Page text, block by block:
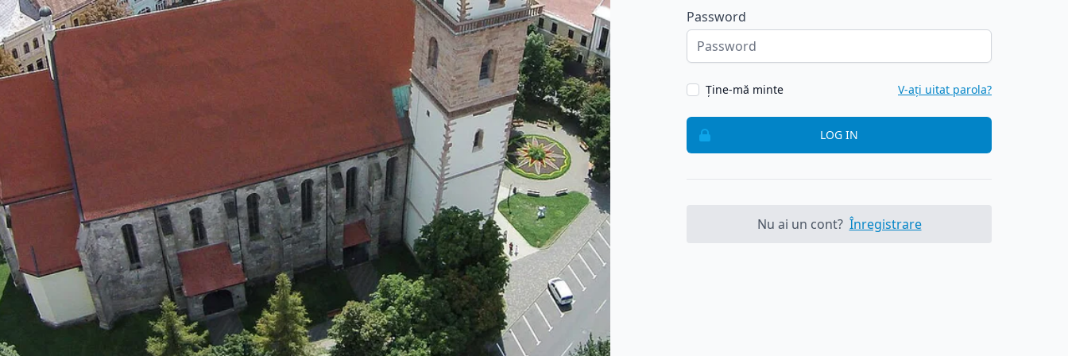
Password
Ține-mă minte V-ați uitat parola?
LOG IN
Nu ai un cont? Înregistrare